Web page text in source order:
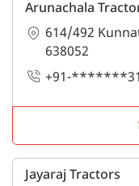
Arunachala
614/492
638052
+91-
Jayaraj Tractors